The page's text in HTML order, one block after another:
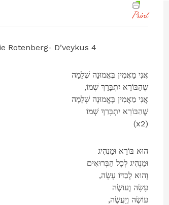
Print
Rotenberg- D’veykus 4
אֲנִי מַאֲמִין בֶּאֱמוּנָה שְׁלֵמָה
,שֶׁהַבּוֹרֵא יִתְבָּרַךְ שְׁמוֹ
אֲנִי מַאֲמִין בֶּאֱמוּנָה שְׁלֵמָה
שֶׁהַבּוֹרֵא יִתְבָּרַךְ שְׁמוֹ
(x2)
הוּא בּוֹרֵא וּמַנְהִיג
וּמַנְהִיג לְכָל הַבְּרוּאִים
,וְהוּא לְבַדּוֹ עָשָׂה
עָשָׂה וְעוֹשֶׂה
,עוֹשֶׂה וְיַעֲשֶׂה